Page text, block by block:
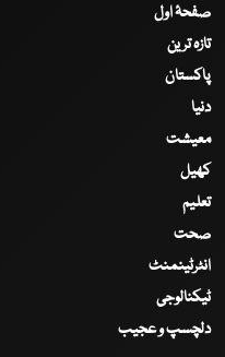
صفحۂ اول
تازہ ترین
پاکستان
دنیا
معیشت
کھیل
تعلیم
صحت
انٹرٹینمنٹ
ٹیکنالوجی
دلچسپ و عجیب